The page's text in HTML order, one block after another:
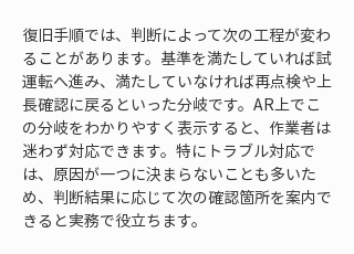
復旧手順では、判断によって次の工程が変わ
ることがあります。基準を満たしていれば試
運転へ進み、満たしていなければ再点検や上
長確認に戻るといった分岐です。AR上でこ
の分岐をわかりやすく表示すると、作業者は
迷わず対応できます。特にトラブル対応で
は、原因が一つに決まらないことも多いた
め、判断結果に応じて次の確認箇所を案内で
きると実務で役立ちます。